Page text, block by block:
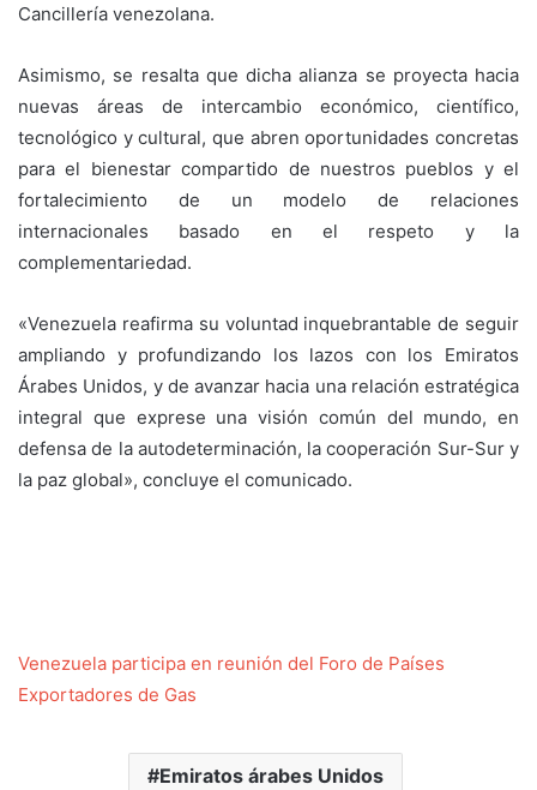
Cancillería venezolana.
Asimismo, se resalta que dicha alianza se proyecta hacia
nuevas áreas de intercambio económico, científico,
tecnológico y cultural, que abren oportunidades concretas
para el bienestar compartido de nuestros pueblos y el
fortalecimiento de un modelo de relaciones
internacionales basado en el respeto y la
complementariedad.
«Venezuela reafirma su voluntad inquebrantable de seguir
ampliando y profundizando los lazos con los Emiratos
Árabes Unidos, y de avanzar hacia una relación estratégica
integral que exprese una visión común del mundo, en
defensa de la autodeterminación, la cooperación Sur-Sur y
la paz global», concluye el comunicado.
Venezuela participa en reunión del Foro de Países
Exportadores de Gas
Emiratos árabes Unidos